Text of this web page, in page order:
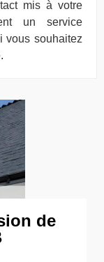
mis à votre
un service
vous souhaitez
de